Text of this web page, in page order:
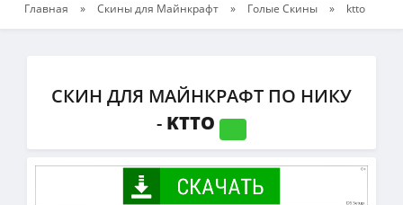
Главная » Скины для Майнкрафт » Голые Скины » ktto
СКИН ДЛЯ МАЙНКРАФТ ПО НИКУ
- KTTO